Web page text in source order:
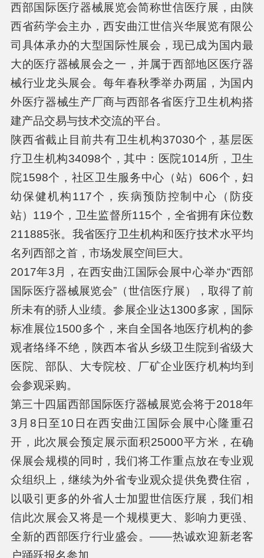
西部国际医疗器械展览会简称世信医疗展，由陕
西省药学会主办，西安曲江世信兴华展览有限公
司具体承办的大型国际性展会，现已成为国内最
大的医疗器械展会之一，并属于西部地区医疗器
械行业龙头展会。每年春秋季举办两届，为国内
外医疗器械生产厂商与西部各省医疗卫生机构搭
建产品交易与技术交流的平台。
陕西省截止目前共有卫生机构37030个，基层医
疗卫生机构34098个，其中：医院1014所，卫生
院1598个，社区卫生服务中心（站）606个，妇
幼保健机构117个，疾病预防控制中心（防疫
站）119个，卫生监督所115个，全省拥有床位数
211885张。我省医疗卫生机构和医疗技术水平均
名列西部之首，市场发展空间巨大。
2017年3月，在西安曲江国际会展中心举办“西部
国际医疗器械展览会”（世信医疗展），取得了前
所未有的骄人业绩。参展企业达1300多家，国际
标准展位1500多个，来自全国各地医疗机构的参
观者络绎不绝，陕西本省从乡级卫生院到省级大
医院、部队、大专院校、厂矿企业医疗机构均到
会参观采购。
第三十四届西部国际医疗器械展览会将于2018年
3月8日至10日在西安曲江国际会展中心隆重召
开，此次展会预定展示面积25000平方米，在确
保展会规模的同时，我们将工作重点放在专业观
众组织上，继续为外省专业观众提供免费住宿，
以吸引更多的外省人士加盟世信医疗展，我们相
信此次展会又将是一个规模更大、影响力更强、
全新的西部医疗行业盛会。——热诚欢迎新老客
户踊跃报名参加。